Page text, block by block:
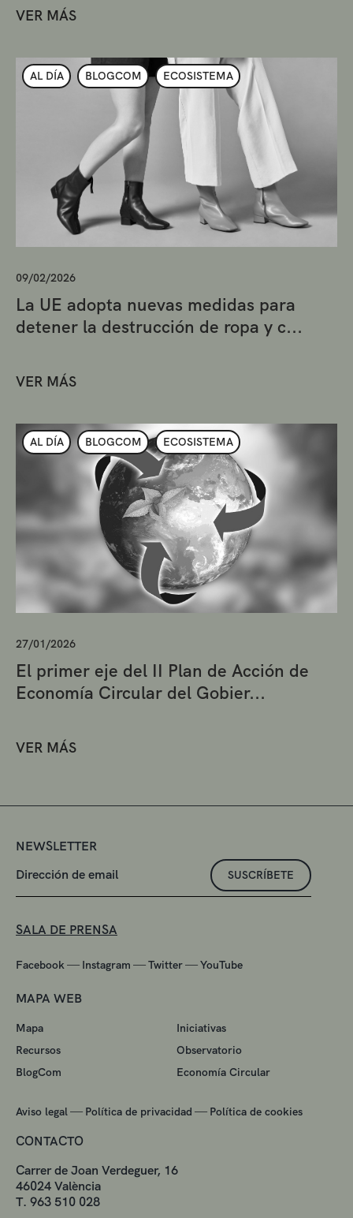
VER MÁS
AL DÍA BLOGCOM ECOSISTEMA
09/02/2026
La UE adopta nuevas medidas para
detener la destrucción de ropa y c...
VER MÁS
AL DÍA BLOGCOM ECOSISTEMA
27/01/2026
El primer eje del II Plan de Acción de
Economía Circular del Gobier...
VER MÁS
NEWSLETTER
SUSCRÍBETE
SALA DE PRENSA
Facebook — Instagram —Twitter—YouTube
MAPA WEB
Mapa
Iniciativas
Recursos
Observatorio
BlogCom
Economía Circular
Aviso legal — Política de privacidad — Política de cookies
CONTACTO
Carrer de Joan Verdeguer, 16
46024 València
T. 963 510 028